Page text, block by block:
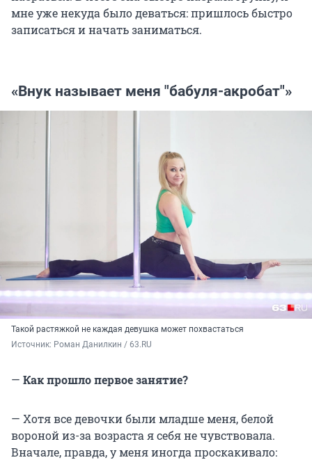
мне уже некуда было деваться: пришлось быстро
записаться и начать заниматься.
«Внук называет меня "бабуля-акробат"»
Такой растяжкой не каждая девушка может похвастаться
Источник: Роман Данилкин / 63.RU
— Как прошло первое занятие?
— Хотя все девочки были младше меня, белой
вороной из-за возраста я себя не чувствовала.
Вначале, правда, у меня иногда проскакивало: